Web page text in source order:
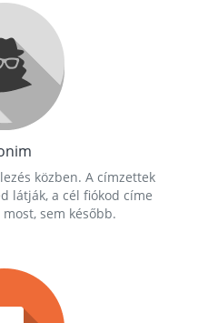
közben. A címzettek
látják, a cél fiókod címe
sem később.